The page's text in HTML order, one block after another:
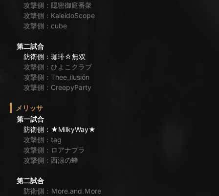
攻撃側：隠密御庭番衆
攻撃側：KaleidoScope
攻撃側：cube
第二試合
防衛側：珈琲☆無双
攻撃側：ひよこクラブ
攻撃側：Thee_ilusión
攻撃側：CreepyParty
メリッサ
第一試合
防衛側：★MilkyWay★
攻撃側：tag
攻撃側：ロアナプラ
攻撃側：西涼の蜂
第二試合
防衛側：Ｍore.and.Ｍore